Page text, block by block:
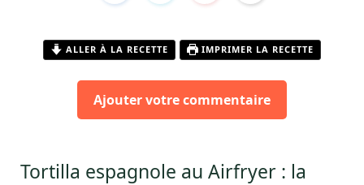
ALLER À LA RECETTE IMPRIMER LA RECETTE
Ajouter votre commentaire
Tortilla espagnole au Airfryer : la